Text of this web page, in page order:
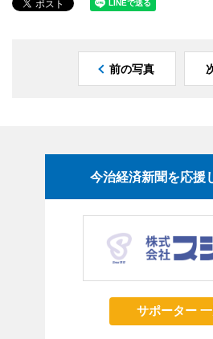
前の写真
今治経済新聞を応援
サポーター